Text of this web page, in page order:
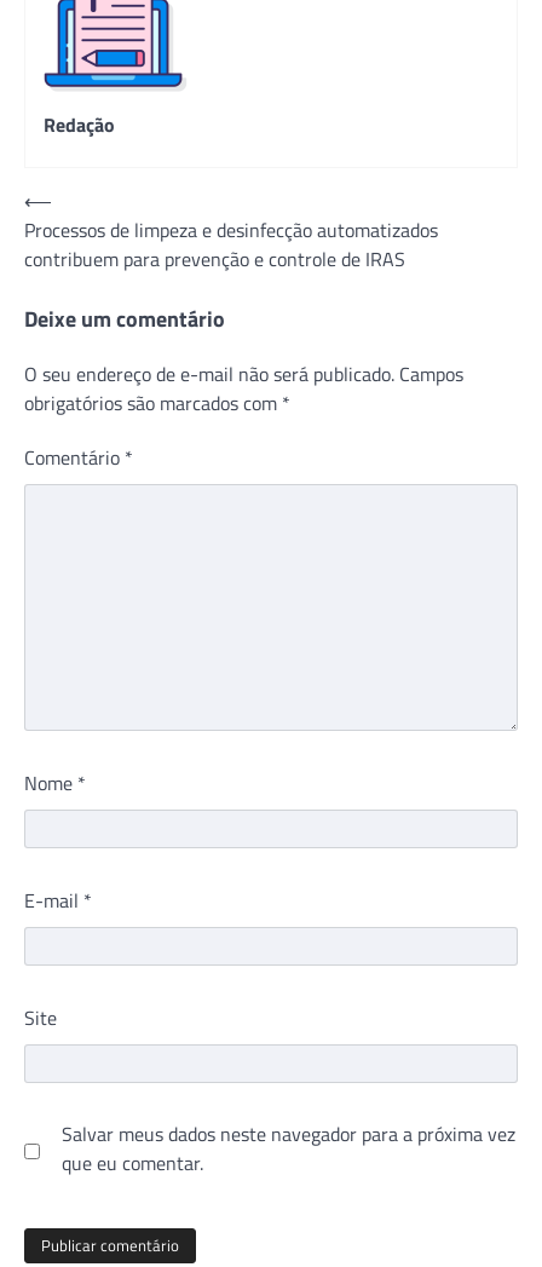
Redação
Navegação
de
Post
⟵
Processos de limpeza e desinfecção automatizados
contribuem para prevenção e controle de IRAS
Deixe um comentário
O seu endereço de e-mail não será publicado. Campos
obrigatórios são marcados com *
Comentário *
Nome *
E-mail *
Site
Salvar meus dados neste navegador para a próxima vez
que eu comentar.